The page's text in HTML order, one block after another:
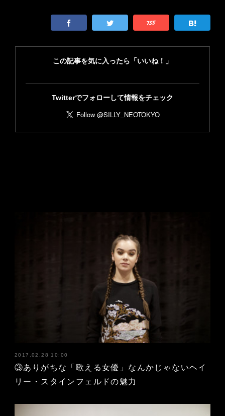
2017.02.28 10:00
③ありがちな「歌える女優」なんかじゃないヘイ
リー・スタインフェルドの魅力